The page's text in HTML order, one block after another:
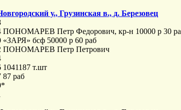
у., Грузинская в., д. Березовец
ПОНОМАРЕВ Петр Федорович, кр-н 10000 р 30
«ЗАРЯ» бсф 50000 р 60 раб
ПОНОМАРЕВ Петр Петрович
1041187 т.шт
87 раб